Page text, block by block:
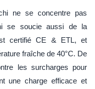
ne se concentre pas
se soucie aussi de la
certifié CE & ETL, et
fraîche de 40°C. De
les surcharges pour
une charge efficace et